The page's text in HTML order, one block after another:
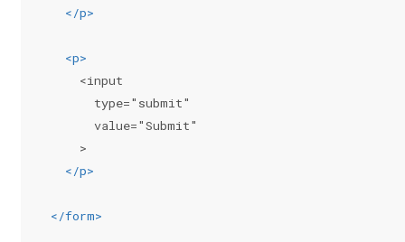
</p>
<p>
    <input
      type="submit"
      value="Submit"
    >
</p>
</form>